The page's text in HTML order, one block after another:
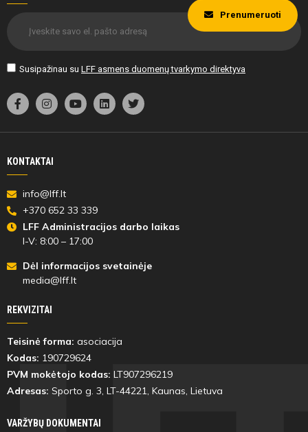
Susipažinau su LFF asmens duomenų tvarkymo direktyva
Prenumeruoti
KONTAKTAI
info@lff.lt
+370 652 33 339
LFF Administracijos darbo laikas
I-V: 8:00 – 17:00
Dėl informacijos svetainėje
media@lff.lt
REKVIZITAI
Teisinė forma: asociacija
Kodas: 190729624
PVM mokėtojo kodas: LT907296219
Adresas: Sporto g. 3, LT-44221, Kaunas, Lietuva
VARŽYBŲ DOKUMENTAI